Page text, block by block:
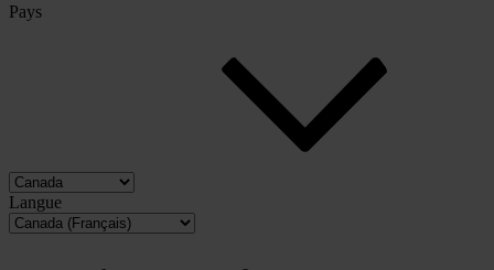
Pays
Langue